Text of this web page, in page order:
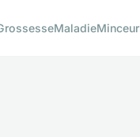
MaladieMinceur